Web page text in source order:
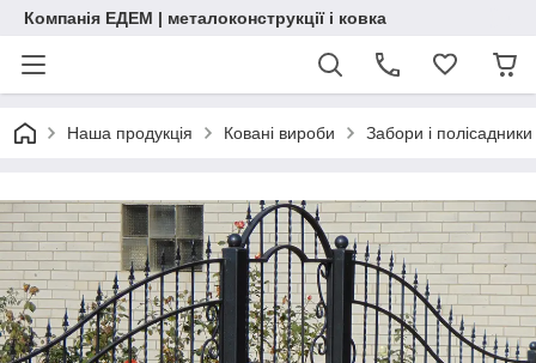
Компанія ЕДЕМ | металоконструкції і ковка
Наша продукція Ковані вироби Забори і полісадники